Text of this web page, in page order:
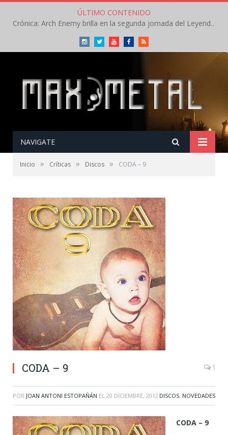
ÚLTIMO CONTENIDO
Crónica: Arch Enemy brilla en la segunda jornada del Leyendas del Rock – Jueves – Agosto 2026
InstagramTwitterYoutubeFacebookRSS
NAVIGATE
Inicio » Críticas » Discos » CODA – 9
CODA – 9 1
POR JOAN ANTONI ESTOPAÑÁN EL 20 DICIEMBRE, 2012 DISCOS, NOVEDADES
CODA – 9